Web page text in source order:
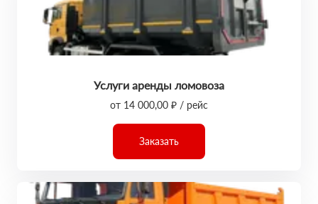
Услуги аренды ломовоза
от 14 000,00 ₽ / рейс
Заказать